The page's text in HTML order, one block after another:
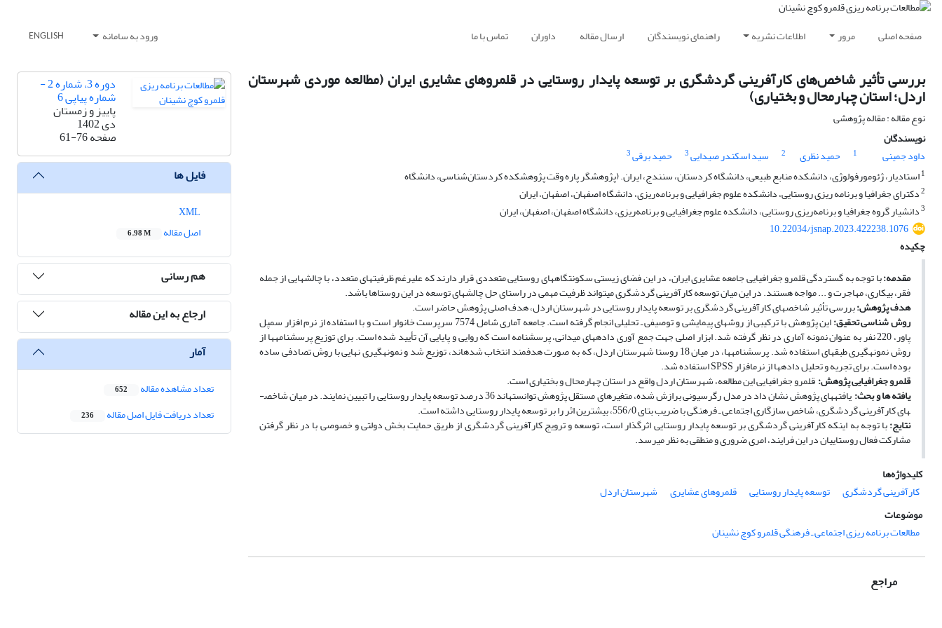
صفحه اصلی مرور اطلاعات نشریه راهنمای نویسندگان ارسال مقاله داوران تماس با ما ورود به سامانه ENGLISH
بررسی تأثیر شاخص‌های کارآفرینی گردشگری بر توسعه پایدار روستایی در قلمروهای عشایری ایران (مطالعه موردی شهرستان
اردل؛ استان چهارمحال و بختیاری)
نوع مقاله : مقاله پژوهشی
نویسندگان
داود جمینی
1 حمید نظری 2 سید اسکندر صیدایی3 حمید برقی3
1استادیار، ژئومورفولوژی، دانشکده منابع طبیعی، دانشگاه کردستان، سنندج، ایران. (پژوهشگر پاره وقت پژوهشکده کردستان‌شناسی، دانشگاه
2دکترای جغرافیا و برنامه ریزی روستایی، دانشکده علوم جغرافیایی و برنامه‌ریزی، دانشگاه اصفهان، اصفهان، ایران
3دانشیار گروه جغرافیا و برنامه‌ریزی روستایی، دانشکده علوم جغرافیایی و برنامه‌ریزی، دانشگاه اصفهان، اصفهان، ایران
10.22034/jsnap.2023.422238.1076
چکیده
مقدمه:با توجه به گستردگی قلمرو جغرافیایی جامعه عشایری ایران، در این فضای زیستی سکونتگاه­های روستایی متعددی قرار دارند که علی­رغم ظرفیت­های متعدد، با چالش­هایی از جمله
فقر، بیکاری، مهاجرت و ... مواجه هستند. در این میان توسعه کارآفرینی گردشگری می­تواند ظرفیت مهمی در راستای حل چالش­های توسعه در این روستاها باشد.
هدف پژوهش:بررسی تأثیر شاخص­های کارآفرینی گردشگری بر توسعه پایدار روستایی در شهرستان اردل، هدف اصلی پژوهش حاضر است.
روش ­شناسی تحقیق: این پژوهش با ترکیبی از روش­های پیمایشی و توصیفی ـ تحلیلی انجام گرفته است. جامعه آماری شامل 7574 سرپرست خانوار است و با استفاده از نرم افزار سمپل
پاور، 220 نفر به عنوان نمونه آماری در نظر گرفته شد. ابزار اصلی جهت جمع آوری داده­های میدانی، پرسشنامه است که روایی و پایایی آن تأیید شده است. برای توزیع پرسشنامه­ها از
روش نمونه­گیری طبقه­ای استفاده شد. پرسشنامه­ها، در میان 18 روستا شهرستان اردل، که به صورت هدفمند انتخاب شده­اند، توزیع شد و نمونه­گیری نهایی با روش تصادفی ساده
بوده است. برای تجریه و تحلیل داده­ها از نرم­افزار SPSS استفاده شد.
قلمرو جغرافیایی پژوهش:قلمرو جغرافیایی این مطالعه، شهرستان اردل واقع در استان چهارمحال و بختیاری است.
یافته ­ها و بحث: یافته­های پژوهش نشان داد در مدل رگرسیونی برازش شده، متغیرهای مستقل پژوهش توانسته­اند 36 درصد توسعه پایدار روستایی را تبیین نمایند. در میان شاخص­
های کارآفرینی گردشگری، شاخص سازگاری اجتماعی ـ فرهنگی با ضریب بتای 556/0، بیشترین اثر را بر توسعه پایدار روستایی داشته است.
نتایج:با توجه به اینکه کارآفرینی گردشگری بر توسعه پایدار روستایی اثرگذار است، توسعه و ترویج کارآفرینی گردشگری از طریق حمایت بخش دولتی و خصوصی با در نظر گرفتن
مشارکت فعال روستاییان در این فرایند، امری ضروری و منطقی به نظر می­رسد.
کلیدواژه‌ها
کارآفرینی گردشگری
توسعه پایدار روستایی قلمروهای عشایری
شهرستان اردل
موضوعات
مطالعات برنامه ریزی اجتماعی ـ فرهنگی قلمرو کوچ نشینان
مراجع
دوره 3، شماره 2 -
شماره پیاپی 6
پاییز و زمستان
دی 1402
صفحه61-76
فایل ها
اصل مقاله
6.98 M
هم رسانی
ارجاع به این مقاله
آمار
تعداد مشاهده مقاله 652
تعداد دریافت فایل اصل مقاله 236